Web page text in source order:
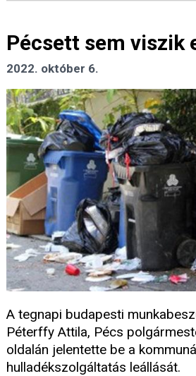
Pécsett sem viszik
2022. október 6.
A tegnapi budapesti
Péterffy Attila, Pécs
oldalán jelentette be a
hulladékszolgáltatás leállását.